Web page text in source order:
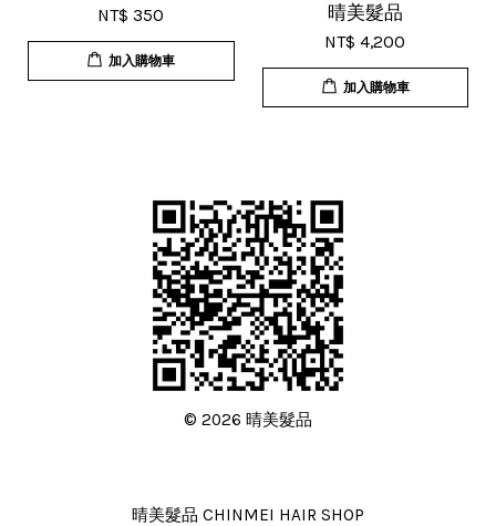
NT$ 350
加入購物車
晴美髮品
NT$ 4,200
加入購物車
© 2026 晴美髮品
晴美髮品 CHINMEI HAIR SHOP